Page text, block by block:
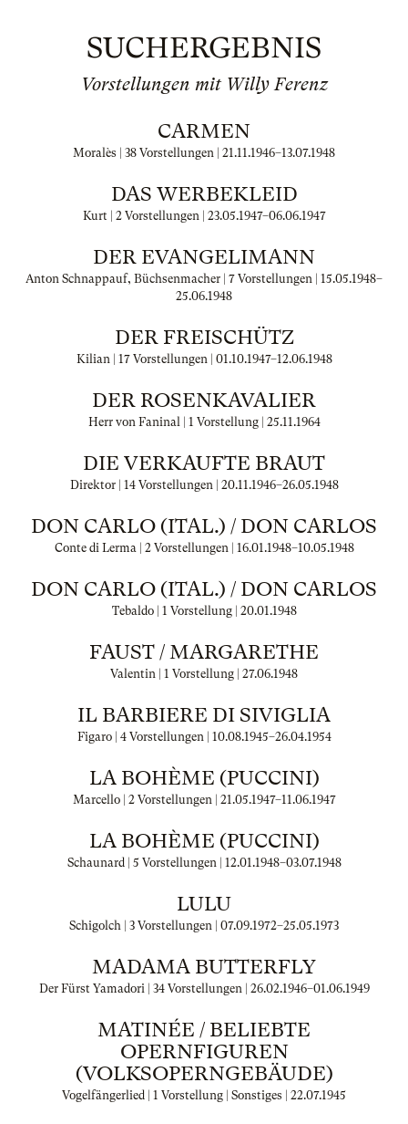
SUCHERGEBNIS
Vorstellungen mit Willy Ferenz
CARMEN
Moralès | 38 Vorstellungen | 21.11.1946–13.07.1948
DAS WERBEKLEID
Kurt | 2 Vorstellungen | 23.05.1947–06.06.1947
DER EVANGELIMANN
Anton Schnappauf, Büchsenmacher | 7 Vorstellungen | 15.05.1948–
25.06.1948
DER FREISCHÜTZ
Kilian | 17 Vorstellungen | 01.10.1947–12.06.1948
DER ROSENKAVALIER
Herr von Faninal | 1 Vorstellung | 25.11.1964
DIE VERKAUFTE BRAUT
Direktor | 14 Vorstellungen | 20.11.1946–26.05.1948
DON CARLO (ITAL.) / DON CARLOS
Conte di Lerma | 2 Vorstellungen | 16.01.1948–10.05.1948
DON CARLO (ITAL.) / DON CARLOS
Tebaldo | 1 Vorstellung | 20.01.1948
FAUST / MARGARETHE
Valentin | 1 Vorstellung | 27.06.1948
IL BARBIERE DI SIVIGLIA
Figaro | 4 Vorstellungen | 10.08.1945–26.04.1954
LA BOHÈME (PUCCINI)
Marcello | 2 Vorstellungen | 21.05.1947–11.06.1947
LA BOHÈME (PUCCINI)
Schaunard | 5 Vorstellungen | 12.01.1948–03.07.1948
LULU
Schigolch | 3 Vorstellungen | 07.09.1972–25.05.1973
MADAMA BUTTERFLY
Der Fürst Yamadori | 34 Vorstellungen | 26.02.1946–01.06.1949
MATINÉE / BELIEBTE
OPERNFIGUREN
(VOLKSOPERNGEBÄUDE)
Vogelfängerlied | 1 Vorstellung | Sonstiges | 22.07.1945